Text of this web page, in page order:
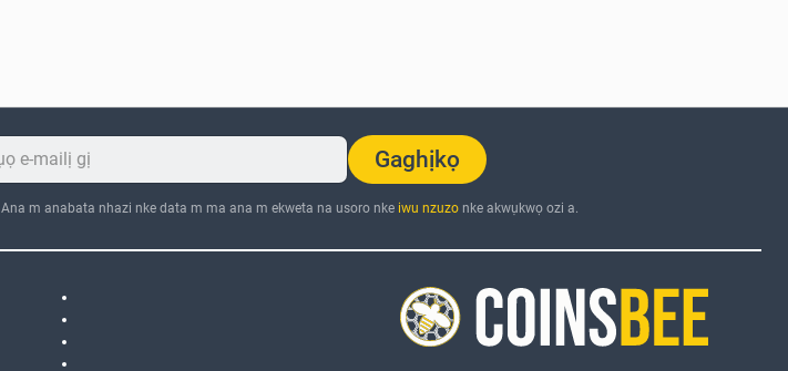
Gaghịkọ
Ana m anabata nhazi nke data m ma ana m ekweta na usoro nke iwu nzuzonke akwụkwọ ozi a.